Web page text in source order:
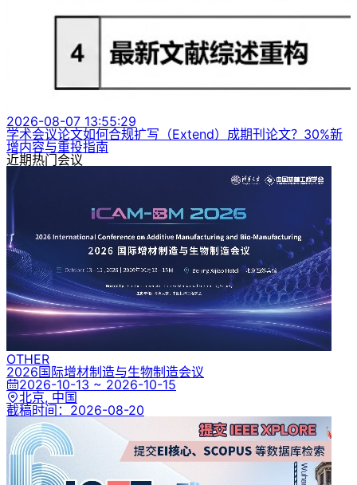
2026-08-07 13:55:29
学术会议论文如何合规扩写（Extend）成期刊论文？30%新
增内容与重投指南
近期热门会议
OTHER
2026国际增材制造与生物制造会议
2026-10-13 ~ 2026-10-15
北京, 中国
截稿时间： 2026-08-20